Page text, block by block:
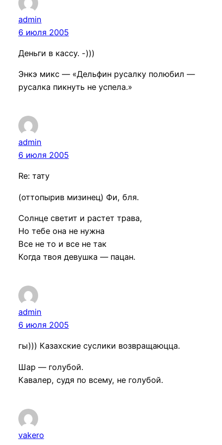
admin
6 июля 2005
Деньги в кассу. -)))
Энкэ микс — «Дельфин русалку полюбил —
русалка пикнуть не успела.»
admin
6 июля 2005
Re: тату
(оттопырив мизинец) Фи, бля.
Солнце светит и растет трава,
Но тебе она не нужна
Все не то и все не так
Когда твоя девушка — пацан.
admin
6 июля 2005
гы))) Казахские суслики возвращаюцца.
Шар — голубой.
Кавалер, судя по всему, не голубой.
vakero